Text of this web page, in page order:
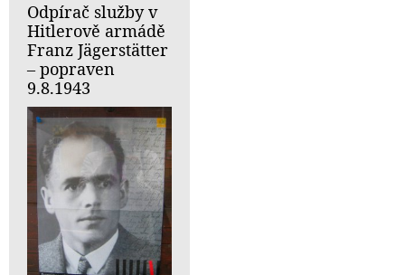
Odpírač služby v
Hitlerově armádě
Franz Jägerstätter
– popraven
9.8.1943